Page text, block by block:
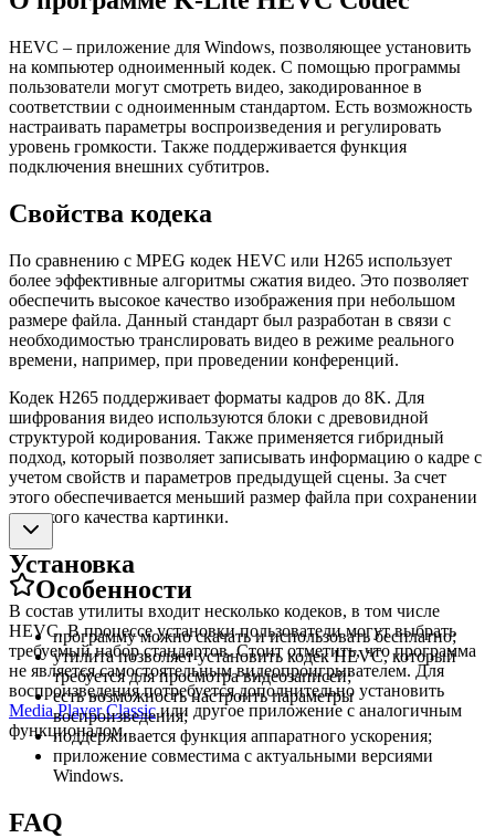
HEVC – приложение для Windows, позволяющее установить
на компьютер одноименный кодек. С помощью программы
пользователи могут смотреть видео, закодированное в
соответствии с одноименным стандартом. Есть возможность
настраивать параметры воспроизведения и регулировать
уровень громкости. Также поддерживается функция
подключения внешних субтитров.
Свойства кодека
По сравнению с MPEG кодек HEVC или H265 использует
более эффективные алгоритмы сжатия видео. Это позволяет
обеспечить высокое качество изображения при небольшом
размере файла. Данный стандарт был разработан в связи с
необходимостью транслировать видео в режиме реального
времени, например, при проведении конференций.
Кодек H265 поддерживает форматы кадров до 8K. Для
шифрования видео используются блоки с древовидной
структурой кодирования. Также применяется гибридный
подход, который позволяет записывать информацию о кадре с
учетом свойств и параметров предыдущей сцены. За счет
этого обеспечивается меньший размер файла при сохранении
высокого качества картинки.
Установка
В состав утилиты входит несколько кодеков, в том числе
HEVC. В процессе установки пользователи могут выбрать
требуемый набор стандартов. Стоит отметить, что программа
не является самостоятельным видеопроигрывателем. Для
воспроизведения потребуется дополнительно установить
Media Player Classicили другое приложение с аналогичным
функционалом.
Особенности
программу можно скачать и использовать бесплатно;
утилита позволяет установить кодек HEVC, который
требуется для просмотра видеозаписей;
есть возможность настроить параметры
воспроизведения;
поддерживается функция аппаратного ускорения;
приложение совместима с актуальными версиями
Windows.
FAQ